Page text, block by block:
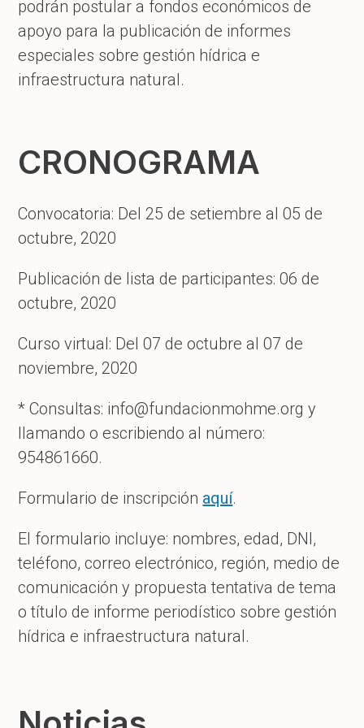
podrán postular a fondos económicos de
apoyo para la publicación de informes
especiales sobre gestión hídrica e
infraestructura natural.
CRONOGRAMA
Convocatoria: Del 25 de setiembre al 05 de
octubre, 2020
Publicación de lista de participantes: 06 de
octubre, 2020
Curso virtual: Del 07 de octubre al 07 de
noviembre, 2020
* Consultas: info@fundacionmohme.org y
llamando o escribiendo al número:
954861660.
Formulario de inscripción aquí.
El formulario incluye: nombres, edad, DNI,
teléfono, correo electrónico, región, medio de
comunicación y propuesta tentativa de tema
o título de informe periodístico sobre gestión
hídrica e infraestructura natural.